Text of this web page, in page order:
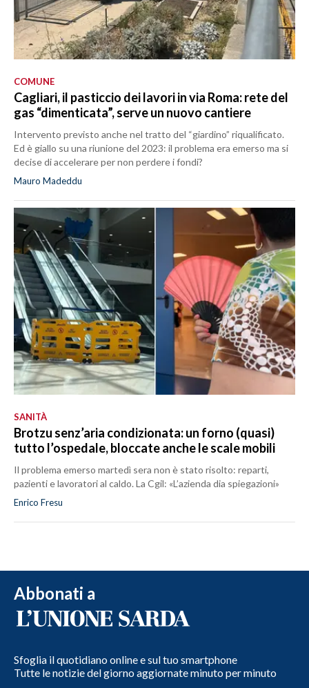
COMUNE
Cagliari, il pasticcio dei lavori in via Roma: rete del
gas “dimenticata”, serve un nuovo cantiere
Intervento previsto anche nel tratto del “giardino” riqualificato.
Ed è giallo su una riunione del 2023: il problema era emerso ma si
decise di accelerare per non perdere i fondi?
Mauro Madeddu
SANITÀ
Brotzu senz’aria condizionata: un forno (quasi)
tutto l’ospedale, bloccate anche le scale mobili
Il problema emerso martedì sera non è stato risolto: reparti,
pazienti e lavoratori al caldo. La Cgil: «L’azienda dia spiegazioni»
Enrico Fresu
Abbonati a
Sfoglia il quotidiano online e sul tuo smartphone
Tutte le notizie del giorno aggiornate minuto per minuto